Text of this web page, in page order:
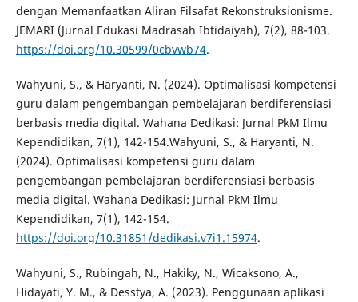
dengan Memanfaatkan Aliran Filsafat Rekonstruksionisme.
JEMARI (Jurnal Edukasi Madrasah Ibtidaiyah), 7(2), 88-103.
https://doi.org/10.30599/0cbvwb74.
Wahyuni, S., & Haryanti, N. (2024). Optimalisasi kompetensi
guru dalam pengembangan pembelajaran berdiferensiasi
berbasis media digital. Wahana Dedikasi: Jurnal PkM Ilmu
Kependidikan, 7(1), 142-154.Wahyuni, S., & Haryanti, N.
(2024). Optimalisasi kompetensi guru dalam
pengembangan pembelajaran berdiferensiasi berbasis
media digital. Wahana Dedikasi: Jurnal PkM Ilmu
Kependidikan, 7(1), 142-154.
https://doi.org/10.31851/dedikasi.v7i1.15974.
Wahyuni, S., Rubingah, N., Hakiky, N., Wicaksono, A.,
Hidayati, Y. M., & Desstya, A. (2023). Penggunaan aplikasi